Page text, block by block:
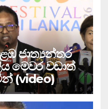
ජාත්‍යන්තර
මෙවර වඩාත්
(video)